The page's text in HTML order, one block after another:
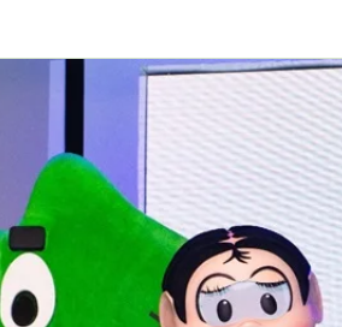
Márcia Miranda